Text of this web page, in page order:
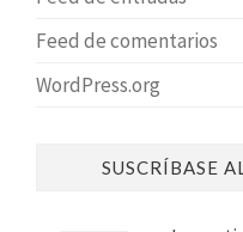
Feed de comentarios
WordPress.org
SUSCRÍBASE